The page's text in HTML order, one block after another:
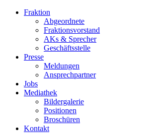
Fraktion
Abgeordnete
Fraktions­vorstand
AKs & Sprecher
Geschäftsstelle
Presse
Meldungen
Ansprechpartner
Jobs
Mediathek
Bildergalerie
Positionen
Broschüren
Kontakt